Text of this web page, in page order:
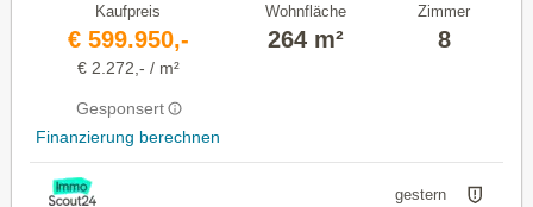
Kaufpreis
€ 599.950,-
€ 2.272,- / m²
Gesponsert
Finanzierung berechnen
Wohnfläche
264 m²
Zimmer
8
gestern